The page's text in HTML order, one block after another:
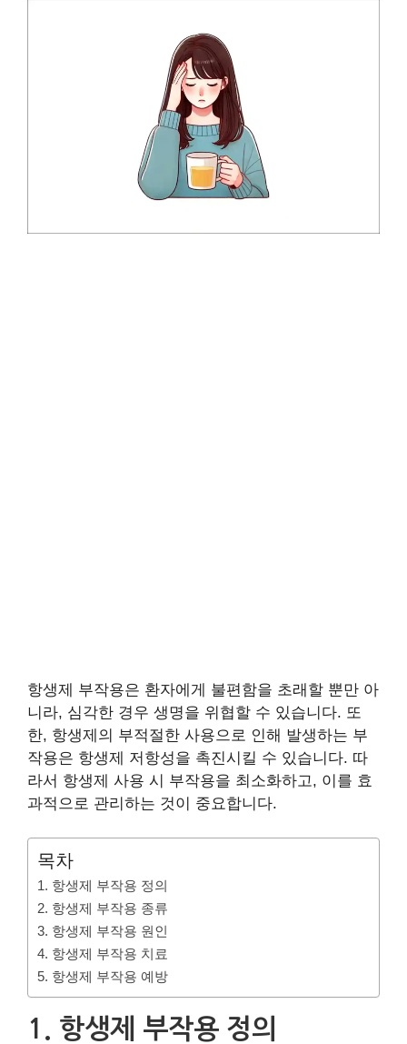
항생제 부작용은 환자에게 불편함을 초래할 뿐만 아
니라, 심각한 경우 생명을 위협할 수 있습니다. 또
한, 항생제의 부적절한 사용으로 인해 발생하는 부
작용은 항생제 저항성을 촉진시킬 수 있습니다. 따
라서 항생제 사용 시 부작용을 최소화하고, 이를 효
과적으로 관리하는 것이 중요합니다.
목차
1. 항생제 부작용 정의
2. 항생제 부작용 종류
3. 항생제 부작용 원인
4. 항생제 부작용 치료
5. 항생제 부작용 예방
1. 항생제 부작용 정의